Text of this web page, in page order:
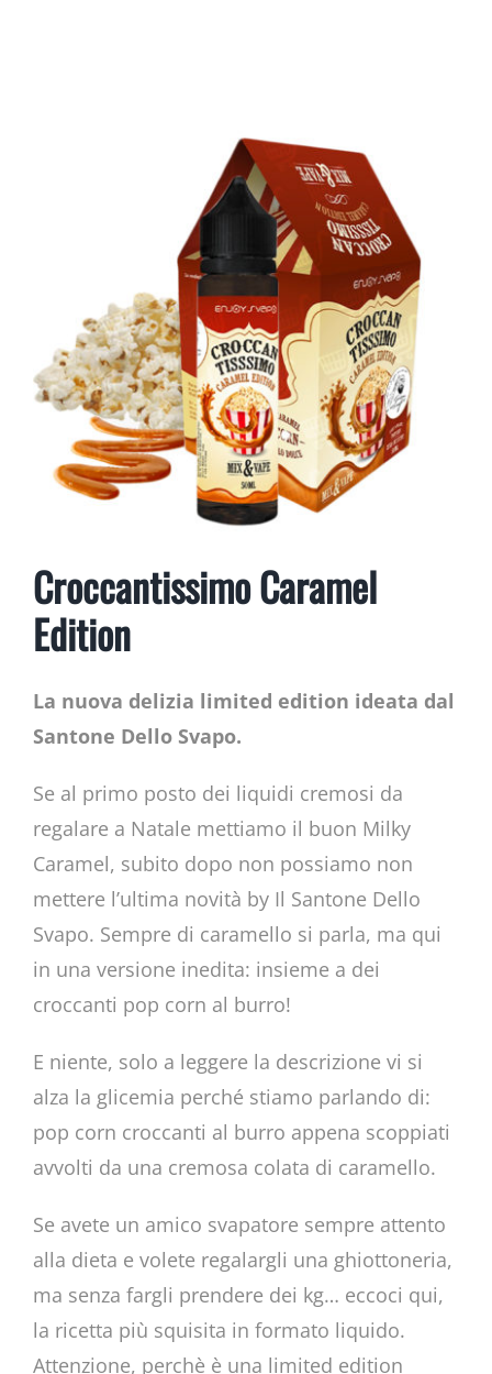
Croccantissimo Caramel
Edition
La nuova delizia limited edition ideata dal
Santone Dello Svapo.
Se al primo posto dei liquidi cremosi da
regalare a Natale mettiamo il buon Milky
Caramel, subito dopo non possiamo non
mettere l’ultima novità by Il Santone Dello
Svapo. Sempre di caramello si parla, ma qui
in una versione inedita: insieme a dei
croccanti pop corn al burro!
E niente, solo a leggere la descrizione vi si
alza la glicemia perché stiamo parlando di:
pop corn croccanti al burro appena scoppiati
avvolti da una cremosa colata di caramello.
Se avete un amico svapatore sempre attento
alla dieta e volete regalargli una ghiottoneria,
ma senza fargli prendere dei kg… eccoci qui,
la ricetta più squisita in formato liquido.
Attenzione, perchè è una limited edition